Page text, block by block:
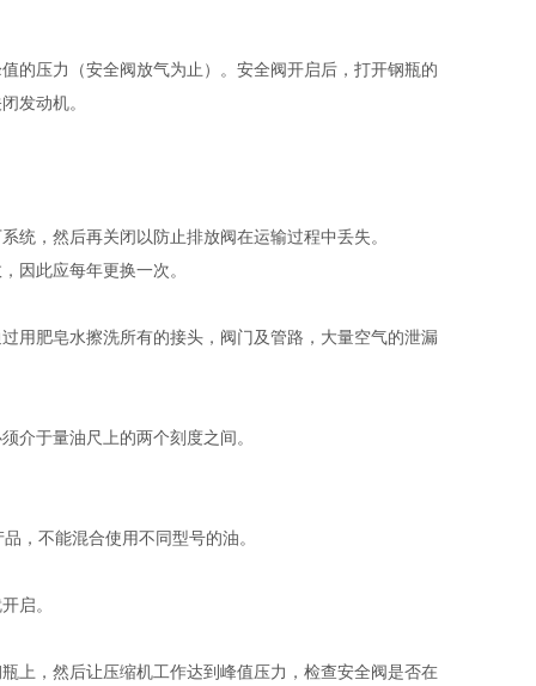
的压力（安全阀放气为止）。安全阀开启后，打开钢瓶的
发动机。
统，然后再关闭以防止排放阀在运输过程中丢失。
因此应每年更换一次。
用肥皂水擦洗所有的接头，阀门及管路，大量空气的泄漏
介于量油尺上的两个刻度之间。
，不能混合使用不同型号的油。
启。
上，然后让压缩机工作达到峰值压力，检查安全阀是否在